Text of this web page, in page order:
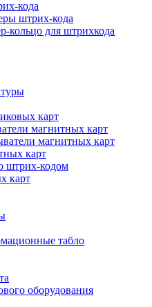
кода
штрих-кода
кольцо для штрихкода
карт
магнитных карт
магнитных карт
карт
штрих-кодом
карт
табло
оборудования